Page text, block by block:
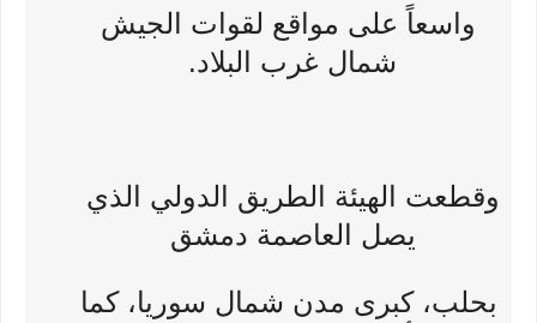
واسعاً على مواقع لقوات الجيش
شمال غرب البلاد.
وقطعت الهيئة الطريق الدولي الذي
يصل العاصمة دمشق
بحلب، كبرى مدن شمال سوريا، كما